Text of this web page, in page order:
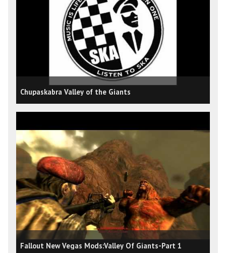
Chupaskabra Valley of the Giants
Fallout New Vegas Mods:Valley Of Giants-Part 1